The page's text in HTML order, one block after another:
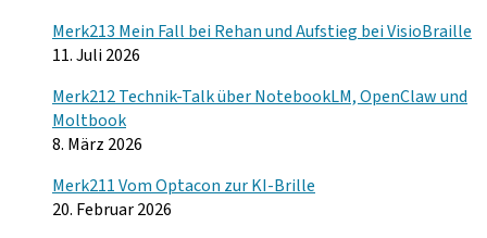
Merk213 Mein Fall bei Rehan und Aufstieg bei VisioBraille
11. Juli 2026
Merk212 Technik-Talk über NotebookLM, OpenClaw und
Moltbook
8. März 2026
Merk211 Vom Optacon zur KI-Brille
20. Februar 2026